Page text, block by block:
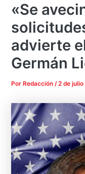
«Se
advierte
Germán
Por Redacción/2 de